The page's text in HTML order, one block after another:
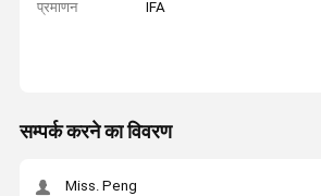
प्रमाणन IFA
सम्पर्क करने का विवरण
Miss. Peng